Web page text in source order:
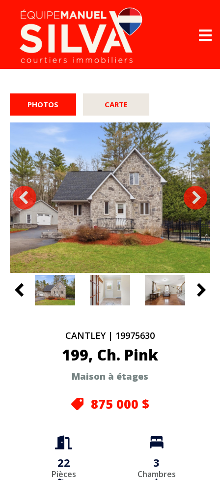
PHOTOS CARTE
CANTLEY| 19975630
199, Ch. Pink
Maison à étages
875 000 $
22
Pièces
3
Chambres